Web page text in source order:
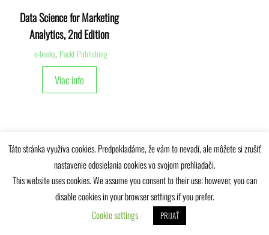
Data Science for Marketing
Analytics, 2nd Edition
e-booky, Packt Publishing
Viac info
Univerzitná knižnica Žilinskej univerzity © 2025
Táto stránka využíva cookies. Predpokladáme, že vám to nevadí, ale môžete si zrušiť
nastavenie odosielania cookies vo svojom prehliadači.
This website uses cookies. We assume you consent to their use; however, you can
disable cookies in your browser settings if you prefer.
Cookie settings
PRIJAŤ